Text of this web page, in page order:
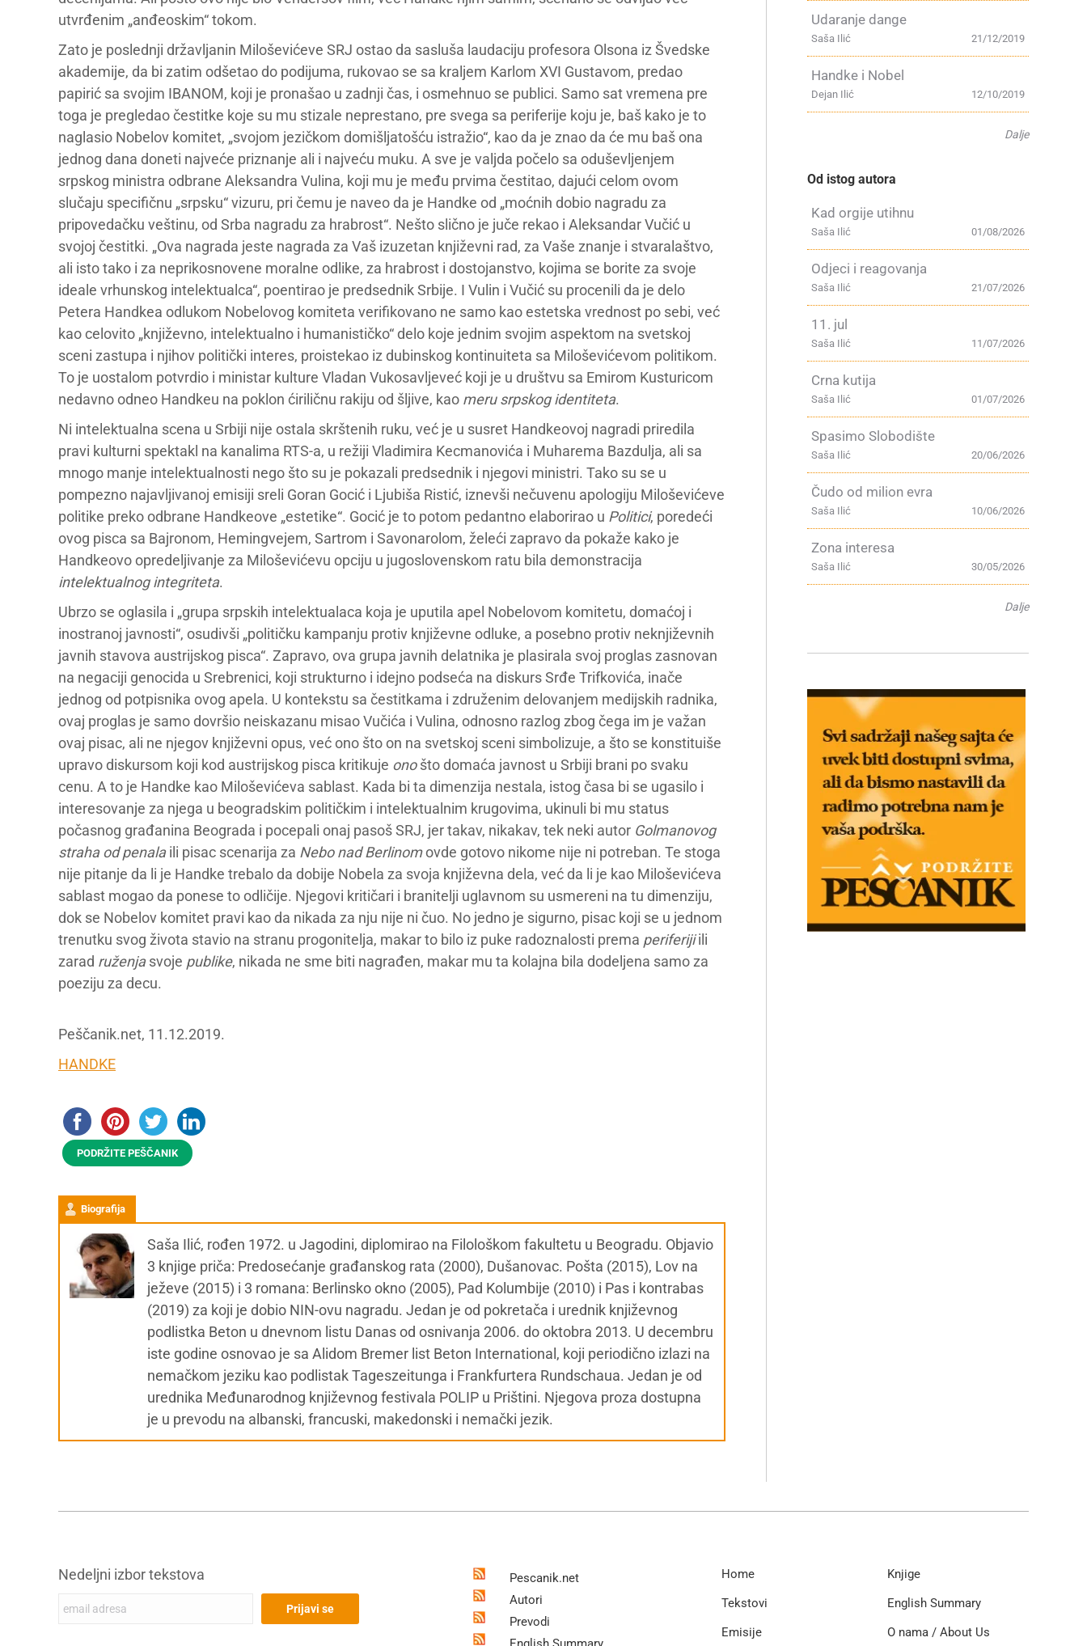
utvrđenim „anđeoskim“ tokom.
Zato je poslednji državljanin Miloševićeve SRJ ostao da sasluša laudaciju profesora Olsona iz Švedske
akademije, da bi zatim odšetao do podijuma, rukovao se sa kraljem Karlom XVI Gustavom, predao
papirić sa svojim IBANOM, koji je pronašao u zadnji čas, i osmehnuo se publici. Samo sat vremena pre
toga je pregledao čestitke koje su mu stizale neprestano, pre svega sa periferije koju je, baš kako je to
naglasio Nobelov komitet, „svojom jezičkom domišljatošću istražio“, kao da je znao da će mu baš ona
jednog dana doneti najveće priznanje ali i najveću muku. A sve je valjda počelo sa oduševljenjem
srpskog ministra odbrane Aleksandra Vulina, koji mu je među prvima čestitao, dajući celom ovom
slučaju specifičnu „srpsku“ vizuru, pri čemu je naveo da je Handke od „moćnih dobio nagradu za
pripovedačku veštinu, od Srba nagradu za hrabrost“. Nešto slično je juče rekao i Aleksandar Vučić u
svojoj čestitki. „Ova nagrada jeste nagrada za Vaš izuzetan književni rad, za Vaše znanje i stvaralaštvo,
ali isto tako i za neprikosnovene moralne odlike, za hrabrost i dostojanstvo, kojima se borite za svoje
ideale vrhunskog intelektualca“, poentirao je predsednik Srbije. I Vulin i Vučić su procenili da je delo
Petera Handkea odlukom Nobelovog komiteta verifikovano ne samo kao estetska vrednost po sebi, već
kao celovito „književno, intelektualno i humanističko“ delo koje jednim svojim aspektom na svetskoj
sceni zastupa i njihov politički interes, proistekao iz dubinskog kontinuiteta sa Miloševićevom politikom.
To je uostalom potvrdio i ministar kulture Vladan Vukosavljeveć koji je u društvu sa Emirom Kusturicom
nedavno odneo Handkeu na poklon ćiriličnu rakiju od šljive, kao meru srpskog identiteta.
Ni intelektualna scena u Srbiji nije ostala skrštenih ruku, već je u susret Handkeovoj nagradi priredila
pravi kulturni spektakl na kanalima RTS-a, u režiji Vladimira Kecmanovića i Muharema Bazdulja, ali sa
mnogo manje intelektualnosti nego što su je pokazali predsednik i njegovi ministri. Tako su se u
pompezno najavljivanoj emisiji sreli Goran Gocić i Ljubiša Ristić, iznevši nečuvenu apologiju Miloševićeve
politike preko odbrane Handkeove „estetike“. Gocić je to potom pedantno elaborirao u Politici, poredeći
ovog pisca sa Bajronom, Hemingvejem, Sartrom i Savonarolom, želeći zapravo da pokaže kako je
Handkeovo opredeljivanje za Miloševićevu opciju u jugoslovenskom ratu bila demonstracija
intelektualnog integriteta.
Ubrzo se oglasila i „grupa srpskih intelektualaca koja je uputila apel Nobelovom komitetu, domaćoj i
inostranoj javnosti“, osudivši „političku kampanju protiv književne odluke, a posebno protiv neknjiževnih
javnih stavova austrijskog pisca“. Zapravo, ova grupa javnih delatnika je plasirala svoj proglas zasnovan
na negaciji genocida u Srebrenici, koji strukturno i idejno podseća na diskurs Srđe Trifkovića, inače
jednog od potpisnika ovog apela. U kontekstu sa čestitkama i združenim delovanjem medijskih radnika,
ovaj proglas je samo dovršio neiskazanu misao Vučića i Vulina, odnosno razlog zbog čega im je važan
ovaj pisac, ali ne njegov književni opus, već ono što on na svetskoj sceni simbolizuje, a što se konstituiše
upravo diskursom koji kod austrijskog pisca kritikuje onošto domaća javnost u Srbiji brani po svaku
cenu. A to je Handke kao Miloševićeva sablast. Kada bi ta dimenzija nestala, istog časa bi se ugasilo i
interesovanje za njega u beogradskim političkim i intelektualnim krugovima, ukinuli bi mu status
počasnog građanina Beograda i pocepali onaj pasoš SRJ, jer takav, nikakav, tek neki autor Golmanovog
straha od penalaili pisac scenarija za Nebo nad Berlinomovde gotovo nikome nije ni potreban. Te stoga
nije pitanje da li je Handke trebalo da dobije Nobela za svoja književna dela, već da li je kao Miloševićeva
sablast mogao da ponese to odličije. Njegovi kritičari i branitelji uglavnom su usmereni na tu dimenziju,
dok se Nobelov komitet pravi kao da nikada za nju nije ni čuo. No jedno je sigurno, pisac koji se u jednom
trenutku svog života stavio na stranu progonitelja, makar to bilo iz puke radoznalosti prema periferijiili
zarad ruženjasvoje publike, nikada ne sme biti nagrađen, makar mu ta kolajna bila dodeljena samo za
poeziju za decu.
Peščanik.net, 11.12.2019.
HANDKE
PODRŽITE PEŠČANIK
Biografija
Saša Ilić, rođen 1972. u Jagodini, diplomirao na Filološkom fakultetu u Beogradu. Objavio
3 knjige priča: Predosećanje građanskog rata (2000), Dušanovac. Pošta (2015), Lov na
ježeve (2015) i 3 romana: Berlinsko okno (2005), Pad Kolumbije (2010) i Pas i kontrabas
(2019) za koji je dobio NIN-ovu nagradu. Jedan je od pokretača i urednik književnog
podlistka Beton u dnevnom listu Danas od osnivanja 2006. do oktobra 2013. U decembru
iste godine osnovao je sa Alidom Bremer list Beton International, koji periodično izlazi na
nemačkom jeziku kao podlistak Tageszeitunga i Frankfurtera Rundschaua. Jedan je od
urednika Međunarodnog književnog festivala POLIP u Prištini. Njegova proza dostupna
je u prevodu na albanski, francuski, makedonski i nemački jezik.
Udaranje dange
21/12/2019
Saša Ilić
Handke i Nobel
12/10/2019
Dejan Ilić
Dalje
Od istog autora
Kad orgije utihnu
01/08/2026
Saša Ilić
Odjeci i reagovanja
21/07/2026
Saša Ilić
11. jul
11/07/2026
Saša Ilić
Crna kutija
01/07/2026
Saša Ilić
Spasimo Slobodište
20/06/2026
Saša Ilić
Čudo od milion evra
10/06/2026
Saša Ilić
Zona interesa
30/05/2026
Saša Ilić
Dalje
Nedeljni izbor tekstova
Pescanik.net
Autori
Prevodi
Home
Tekstovi
Emisije
Knjige
English Summary
O nama / About Us